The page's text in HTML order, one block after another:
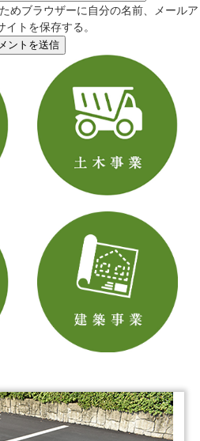
めブラウザーに自分の名前、メールア
イトを保存する。